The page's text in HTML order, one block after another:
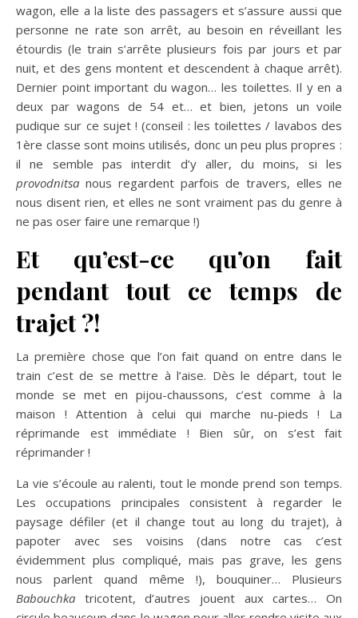
wagon, elle a la liste des passagers et s’assure aussi que
personne ne rate son arrêt, au besoin en réveillant les
étourdis (le train s’arrête plusieurs fois par jours et par
nuit, et des gens montent et descendent à chaque arrêt).
Dernier point important du wagon… les toilettes. Il y en a
deux par wagons de 54 et… et bien, jetons un voile
pudique sur ce sujet ! (conseil : les toilettes / lavabos des
1ère classe sont moins utilisés, donc un peu plus propres :
il ne semble pas interdit d’y aller, du moins, si les
provodnitsa nous regardent parfois de travers, elles ne
nous disent rien, et elles ne sont vraiment pas du genre à
ne pas oser faire une remarque !)
Et qu’est-ce qu’on fait
pendant tout ce temps de
trajet ?!
La première chose que l’on fait quand on entre dans le
train c’est de se mettre à l’aise. Dès le départ, tout le
monde se met en pijou-chaussons, c’est comme à la
maison ! Attention à celui qui marche nu-pieds ! La
réprimande est immédiate ! Bien sûr, on s’est fait
réprimander !
La vie s’écoule au ralenti, tout le monde prend son temps.
Les occupations principales consistent à regarder le
paysage défiler (et il change tout au long du trajet), à
papoter avec ses voisins (dans notre cas c’est
évidemment plus compliqué, mais pas grave, les gens
nous parlent quand même !), bouquiner… Plusieurs
Babouchka tricotent, d’autres jouent aux cartes… On